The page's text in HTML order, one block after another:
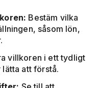
Bestäm vilka
såsom lön,
villkoren i ett tydligt
lätta att förstå.